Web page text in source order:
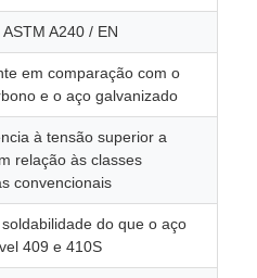
A240 / EN
em comparação com o
e o aço galvanizado
à tensão superior a
relação às classes
convencionais
do que o aço
409 e 410S